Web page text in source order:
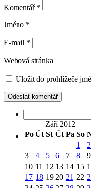
Komentář *
Jméno *
E-mail *
Webová stránka
Uložit do prohlížeče
Září 2012
Po Út St Čt Pá So
1
2
3
4 5 6 7 8
9
10 11 12 13 14 15
17 18 19 20 21 22